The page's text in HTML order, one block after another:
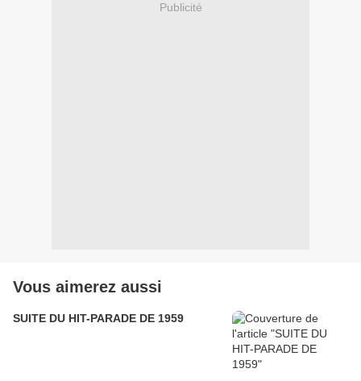
Publicité
Vous aimerez aussi
SUITE DU HIT-PARADE DE 1959